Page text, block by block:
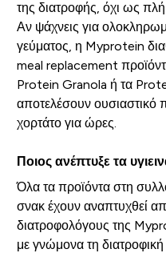
της διατροφής, όχι ως
Αν ψάχνεις για
γεύματος, η Myprotein
meal replacement
Protein Granola ή τα
αποτελέσουν
χορτάτο για ώρες.
Ποιος ανέπτυξε τα
Όλα τα προϊόντα στη
σνακ έχουν αναπτυχθεί
διατροφολόγους της
με γνώμονα τη διατροφική